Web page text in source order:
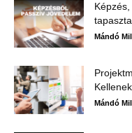
Mándó
Mándó